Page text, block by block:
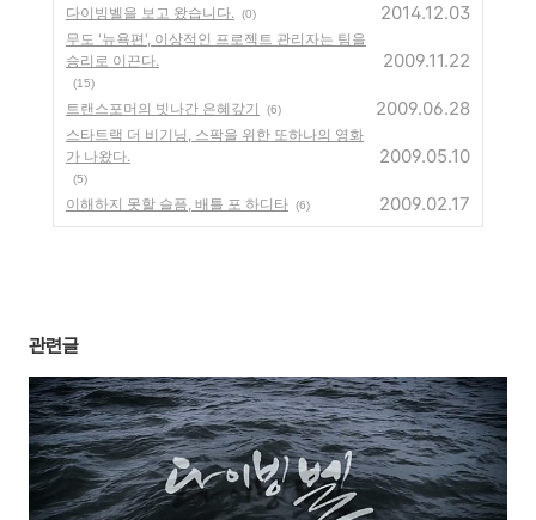
다이빙벨을 보고 왔습니다. (0) 2014.12.03
무도 '뉴욕편', 이상적인 프로젝트 관리자는 팀을
승리로 이끈다.
(15)
2009.11.22
트랜스포머의 빗나간 은혜갚기 (6) 2009.06.28
스타트랙 더 비기닝, 스팍을 위한 또하나의 영화
가 나왔다.
(5)
2009.05.10
이해하지 못할 슬픔, 배틀 포 하디타 (6) 2009.02.17
관련글